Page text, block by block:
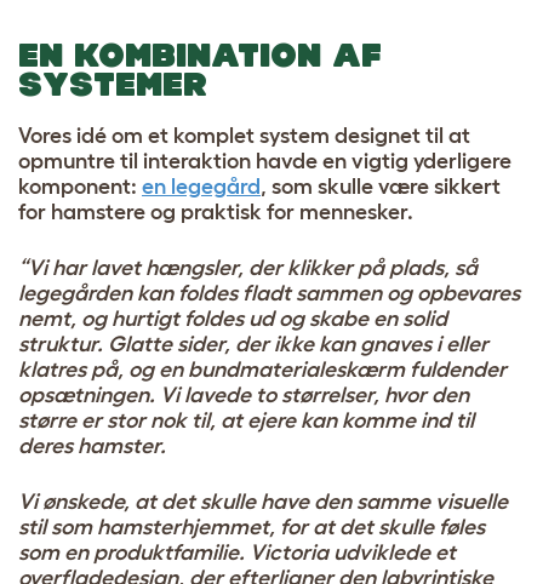
EN KOMBINATION AF
SYSTEMER
Vores idé om et komplet system designet til at
opmuntre til interaktion havde en vigtig yderligere
komponent: en legegård , som skulle være sikkert
for hamstere og praktisk for mennesker.
“Vi har lavet hængsler, der klikker på plads, så
legegården kan foldes fladt sammen og opbevares
nemt, og hurtigt foldes ud og skabe en solid
struktur. Glatte sider, der ikke kan gnaves i eller
klatres på, og en bundmaterialeskærm fuldender
opsætningen. Vi lavede to størrelser, hvor den
større er stor nok til, at ejere kan komme ind til
deres hamster.
Vi ønskede, at det skulle have den samme visuelle
stil som hamsterhjemmet, for at det skulle føles
som en produktfamilie. Victoria udviklede et
overfladedesign, der efterligner den labyrintiske